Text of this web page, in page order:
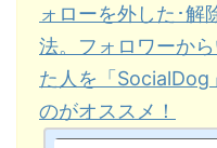
ォローを外した･解
法。フォロワーか
た人を「SocialDog
のがオススメ！